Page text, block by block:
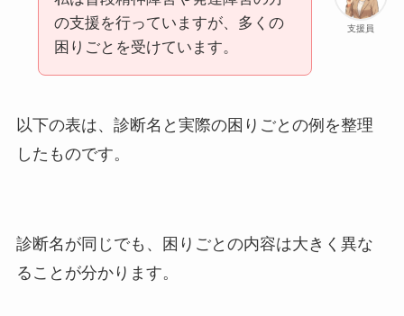
支援員
の支援を行っていますが、多くの
困りごとを受けています。
以下の表は、診断名と実際の困りごとの例を整理
したものです。
診断名が同じでも、困りごとの内容は大きく異な
ることが分かります。